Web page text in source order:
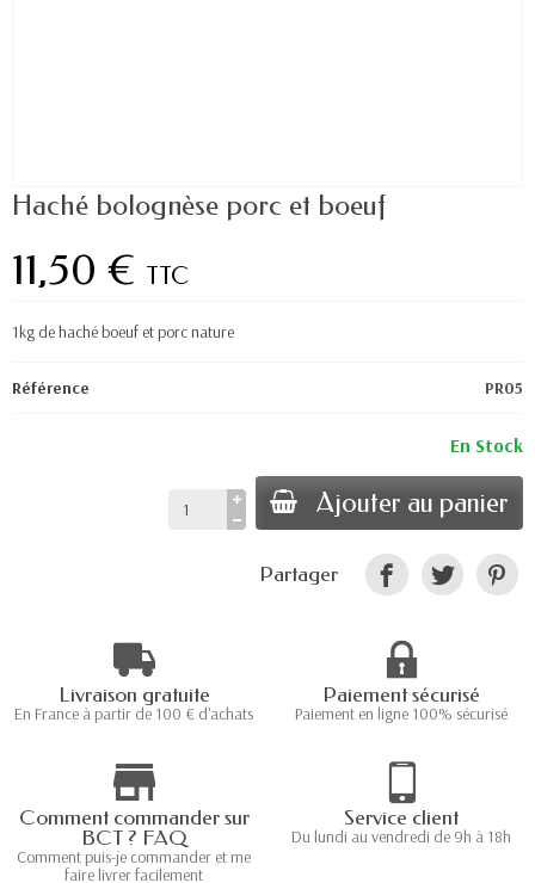
Haché bolognèse porc et boeuf
11,50 € TTC
1kg de haché boeuf et porc nature
Référence PR05
En Stock
Ajouter au panier
Partager
Livraison gratuite
En France à partir de 100 € d'achats
Paiement sécurisé
Paiement en ligne 100% sécurisé
Comment commander sur
BCT ? FAQ
Comment puis-je commander et me
faire livrer facilement
Service client
Du lundi au vendredi de 9h à 18h